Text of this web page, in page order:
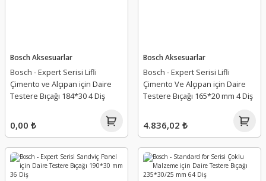
Bosch Aksesuarlar
Bosch - Expert Serisi Lifli
Çimento ve Alçıpan için Daire
Testere Bıçağı 184*30 4 Diş
0,00 ₺
Bosch Aksesuarlar
Bosch - Expert Serisi Lifli
Çimento Ve Alçıpan için Daire
Testere Bıçağı 165*20 mm 4 Diş
4.836,02 ₺